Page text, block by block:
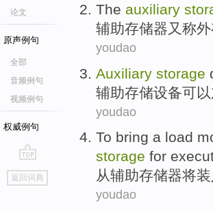
论文
原声例句
全部
音频例句
视频例句
权威例句
go
top
返回词典
The auxiliary
辅助存储器又 称外
youdao
Auxiliary storage
辅助存储设备可以
youdao
To bring a load
storage for
从辅助存储器将装
youdao